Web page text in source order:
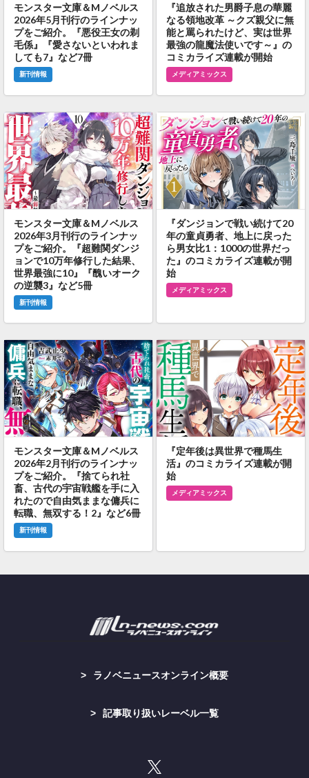
モンスター文庫＆Mノベルス
2026年5月刊行のラインナッ
プをご紹介。『悪役王女の剃
毛係』『愛さないといわれま
しても7』など7冊
新刊情報
『追放された男爵子息の華麗
なる領地改革 ～クズ親父に無
能と罵られたけど、実は世界
最強の龍魔法使いです～』の
コミカライズ連載が開始
メディアミックス
モンスター文庫＆Mノベルス
2026年3月刊行のラインナッ
プをご紹介。『超難関ダンジ
ョンで10万年修行した結果、
世界最強に10』『醜いオーク
の逆襲3』など5冊
新刊情報
『ダンジョンで戦い続けて20
年の童貞勇者、地上に戻った
ら男女比1：1000の世界だっ
た』のコミカライズ連載が開
始
メディアミックス
モンスター文庫＆Mノベルス
2026年2月刊行のラインナッ
プをご紹介。『捨てられ社
畜、古代の宇宙戦艦を手に入
れたので自由気ままな傭兵に
転職、無双する！2』など6冊
新刊情報
『定年後は異世界で種馬生
活』のコミカライズ連載が開
始
メディアミックス
ラノベニュースオンライン概要
記事取り扱いレーベル一覧